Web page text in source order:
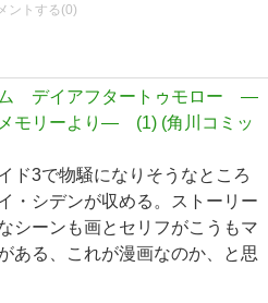
ントする(0)
ム デイアフタートゥモロー ―
モリーより― (1) (角川コミッ
ド3で物騒になりそうなところ
・シデンが収める。ストーリー
シーンも画とセリフがこうもマ
ある、これが漫画なのか、と思